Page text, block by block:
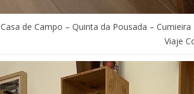
Casa de Campo – Quinta da Pousada –
Viaje